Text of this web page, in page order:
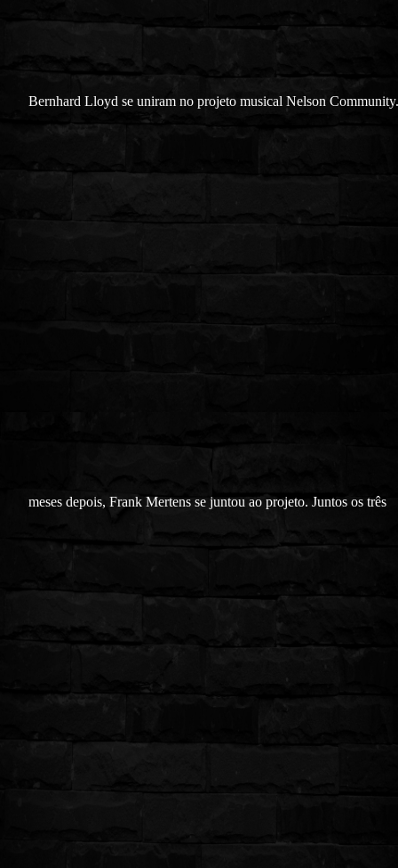
Bernhard Lloyd se uniram no projeto musical Nelson
meses depois, Frank Mertens se juntou ao projeto. Juntos os três